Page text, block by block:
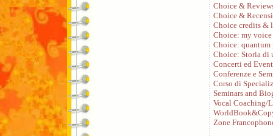
Choice &
Choice &
Choice credits &
Choice: my
Choice: quantum
Choice: Storia di
Concerti ed
Conferenze e
Corso di
Seminars and
Vocal Coaching/
Zone